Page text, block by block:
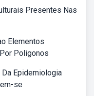
Presentes Nas
Elementos
Poligonos
Epidemiologia
se